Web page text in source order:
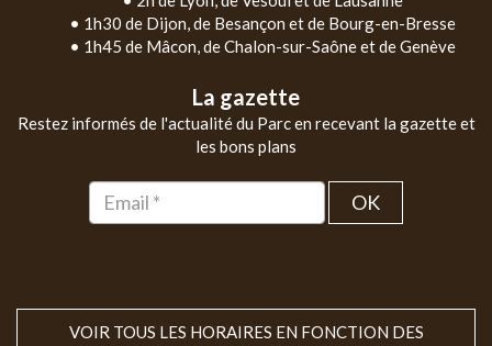
• 1h30 de Dijon, de Besançon et de Bourg-en-Bresse
• 1h45 de Mâcon, de Chalon-sur-Saône et de Genève
La gazette
Restez informés de l'actualité du Parc en recevant la gazette et
les bons plans
OK
VOIR TOUS LES HORAIRES EN FONCTION DES